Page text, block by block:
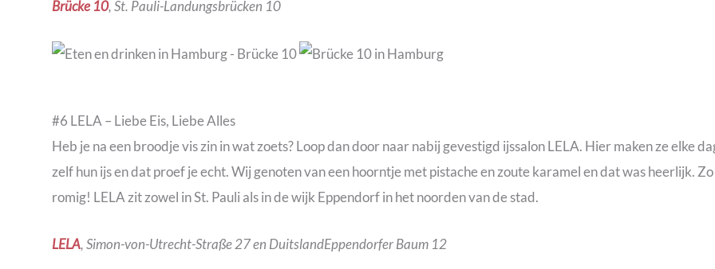
Brücke 10, St. Pauli-Landungsbrücken 10
#6 LELA – Liebe Eis, Liebe Alles
Heb je na een broodje vis zin in wat zoets? Loop dan door naar nabij gevestigd ijssalon LELA. Hier maken ze elke
zelf hun ijs en dat proef je echt. Wij genoten van een hoorntje met pistache en zoute karamel en dat was heerlijk. Zo
romig! LELA zit zowel in St. Pauli als in de wijk Eppendorf in het noorden van de stad.
LELA, Simon-von-Utrecht-Straße 27 en DuitslandEppendorfer Baum 12